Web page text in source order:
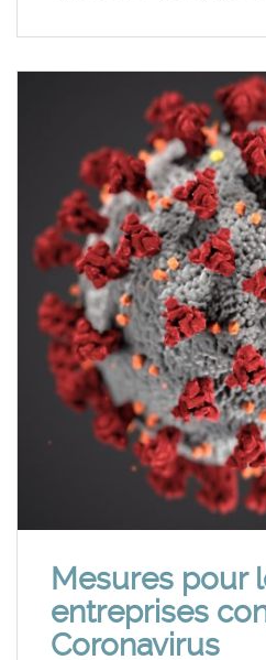
Mesures pour
entreprises
Coronavirus